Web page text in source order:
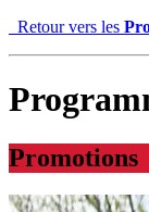
Retour vers les
Promotions